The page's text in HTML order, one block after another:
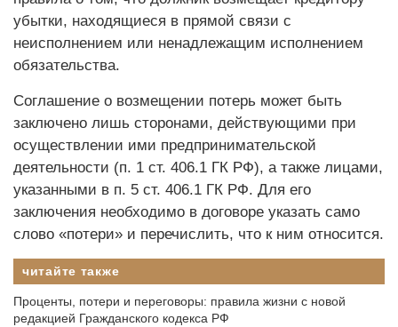
убытки, находящиеся в прямой связи с
неисполнением или ненадлежащим исполнением
обязательства.
Соглашение о возмещении потерь может быть
заключено лишь сторонами, действующими при
осуществлении ими предпринимательской
деятельности (п. 1 ст. 406.1 ГК РФ), а также лицами,
указанными в п. 5 ст. 406.1 ГК РФ. Для его
заключения необходимо в договоре указать само
слово «потери» и перечислить, что к ним относится.
читайте также
Проценты, потери и переговоры: правила жизни с новой
редакцией Гражданского кодекса РФ